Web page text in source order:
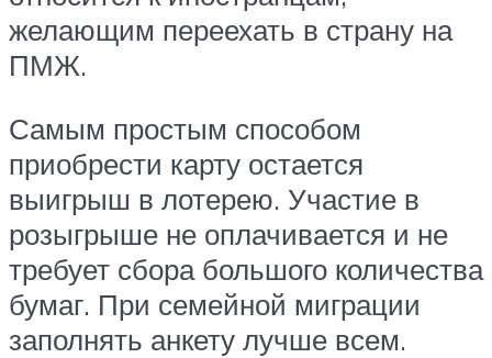
желающим переехать в страну на
ПМЖ.
Самым простым способом
приобрести карту остается
выигрыш в лотерею. Участие в
розыгрыше не оплачивается и не
требует сбора большого количества
бумаг. При семейной миграции
заполнять анкету лучше всем.